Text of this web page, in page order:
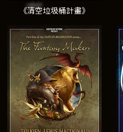
《清空垃圾桶計畫》